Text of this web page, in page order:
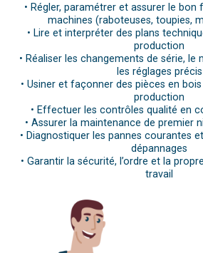
• Régler, paramétrer et assurer le
machines (raboteuses, toupies,
• Lire et interpréter des plans
production
• Réaliser les changements de série,
les réglages précis
• Usiner et façonner des pièces en
production
• Effectuer les contrôles qualité en
• Assurer la maintenance de premier
• Diagnostiquer les pannes courantes
dépannages
• Garantir la sécurité, l’ordre et la
travail